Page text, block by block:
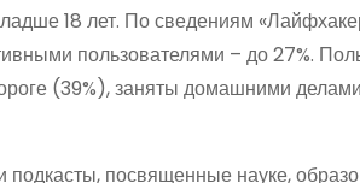
18 лет. По сведениям
пользователями – до 27%.
(39%), заняты домашними
посвященные науке,